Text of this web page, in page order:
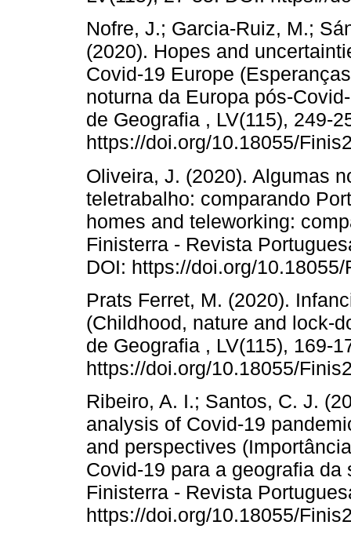
Nofre, J.; Garcia-Ruiz, M.;
(2020). Hopes and
Covid-19 Europe
noturna da Europa pós-
de Geografia , LV(115), 249-
https://doi.org/10.18055/
Oliveira, J. (2020). Algumas
teletrabalho: comparando
homes and teleworking:
Finisterra - Revista
DOI: https://doi.org/
Prats Ferret, M. (2020).
(Childhood, nature and lock-
de Geografia , LV(115), 169-
https://doi.org/10.18055/
Ribeiro, A. I.; Santos, C. J.
analysis of Covid-19
and perspectives
Covid-19 para a geografia
Finisterra - Revista
https://doi.org/10.18055/